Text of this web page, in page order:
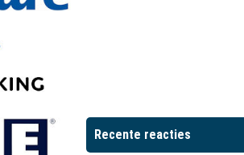
Recente reacties